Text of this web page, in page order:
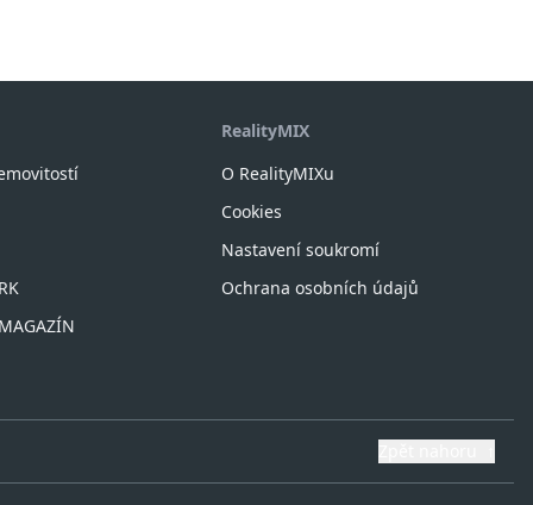
RealityMIX
O RealityMIXu
Cookies
Nastavení soukromí
Ochrana osobních údajů